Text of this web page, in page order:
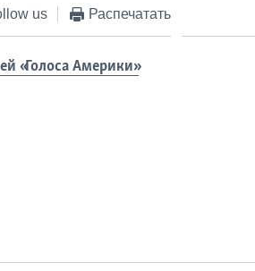
us Распечатать
«Голоса Америки»